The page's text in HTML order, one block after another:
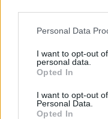
Please note that this
not limited to your visit
grant or deny consent
use your data for
consent section.
Personal Data
I want to opt-out
personal data.
Opted In
I want to opt-out
Personal Data.
Opted In
Susanna
passato
sulle
nella